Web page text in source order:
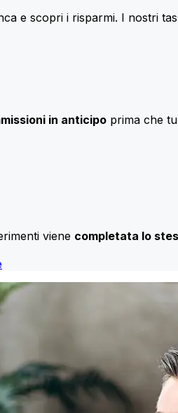
e scopri i risparmi. I nostri
in anticipo prima che
viene completata lo